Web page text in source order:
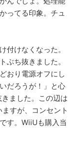
ってる印象。チュ
付けなくなった。
ぶち抜きました。
おり電源オフにし
だろうが！」と心
ました。この辺は
すが、コンセント
す。WiiUも購入当